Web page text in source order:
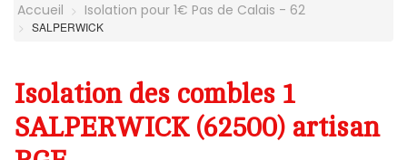
Accueil Isolation pour 1€ Pas de Calais - 62
SALPERWICK
Isolation des combles 1
SALPERWICK (62500) artisan